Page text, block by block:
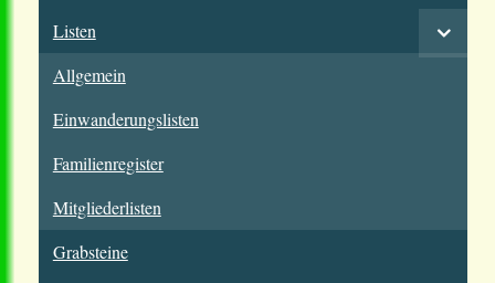
Listen
Allgemein
Einwanderungslisten
Familienregister
Mitgliederlisten
Grabsteine